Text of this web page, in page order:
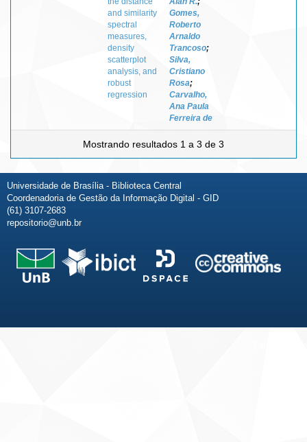
and similarity
spectral
measures,
density
scatterplot
analysis, and
robust
regression
Gomes,
Roberto
Arnaldo
Trancoso;
Silva,
Cristiano
Rosa;
Carvalho,
Ana Paula
Ferreira de
Mostrando resultados 1 a 3 de 3
Universidade de Brasília - Biblioteca Central
Coordenadoria de Gestão da Informação Digital - GID
(61) 3107-2683
repositorio@unb.br